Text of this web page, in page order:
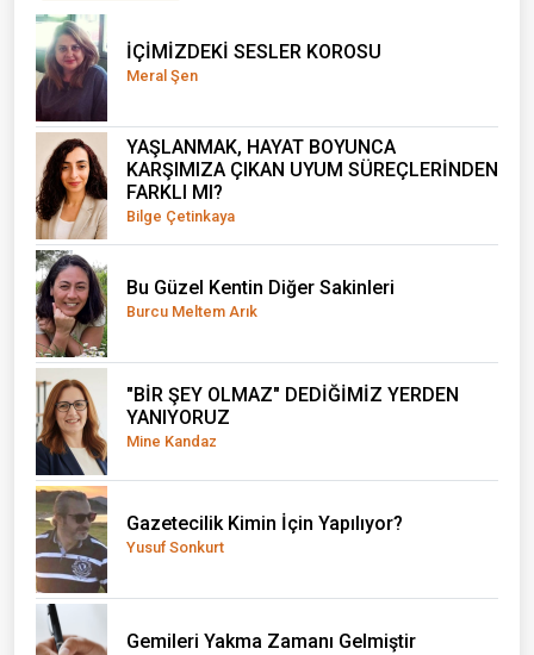
İÇİMİZDEKİ SESLER KOROSU
Meral Şen
YAŞLANMAK, HAYAT BOYUNCA
KARŞIMIZA ÇIKAN UYUM SÜREÇLERİNDEN
FARKLI MI?
Bilge Çetinkaya
Bu Güzel Kentin Diğer Sakinleri
Burcu Meltem Arık
"BİR ŞEY OLMAZ" DEDİĞİMİZ YERDEN
YANIYORUZ
Mine Kandaz
Gazetecilik Kimin İçin Yapılıyor?
Yusuf Sonkurt
Gemileri Yakma Zamanı Gelmiştir